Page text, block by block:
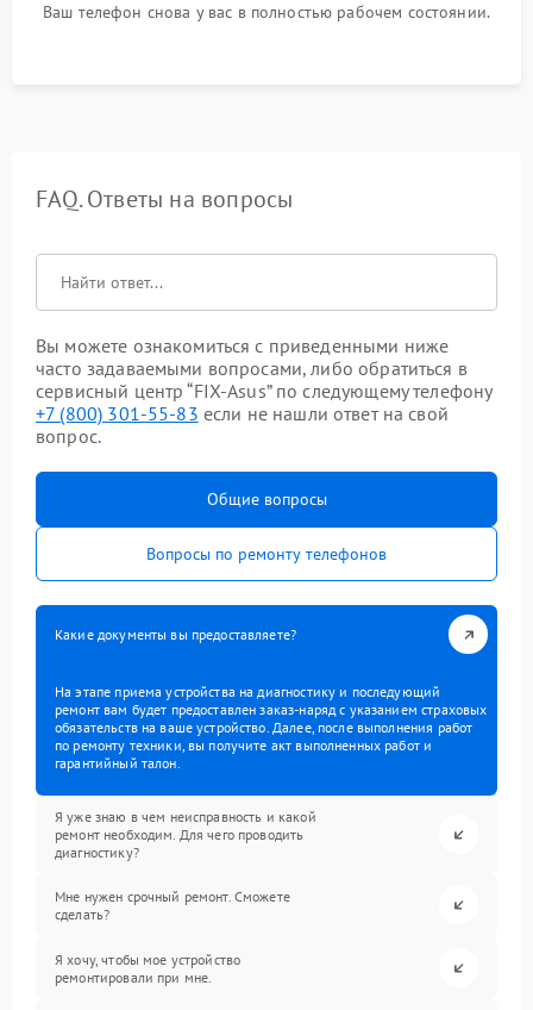
Ваш телефон снова у вас в полностью рабочем состоянии.
FAQ. Ответы на вопросы
Вы можете ознакомиться с приведенными ниже
часто задаваемыми вопросами, либо обратиться в
сервисный центр “FIX-Asus” по следующему телефону
+7 (800) 301-55-83 если не нашли ответ на свой
вопрос.
Общие вопросы
Вопросы по ремонту телефонов
Какие документы вы предоставляете?
На этапе приема устройства на диагностику и последующий
ремонт вам будет предоставлен заказ-наряд с указанием страховых
обязательств на ваше устройство. Далее, после выполнения работ
по ремонту техники, вы получите акт выполненных работ и
гарантийный талон.
Я уже знаю в чем неисправность и какой
ремонт необходим. Для чего проводить
диагностику?
Мне нужен срочный ремонт. Сможете
сделать?
Я хочу, чтобы мое устройство
ремонтировали при мне.